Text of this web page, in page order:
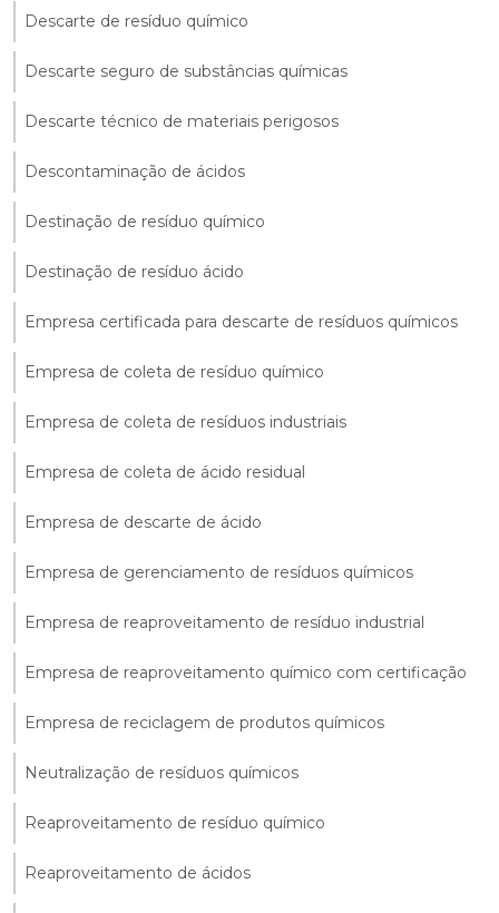
Descarte de resíduo químico
Descarte seguro de substâncias químicas
Descarte técnico de materiais perigosos
Descontaminação de ácidos
Destinação de resíduo químico
Destinação de resíduo ácido
Empresa certificada para descarte de resíduos químicos
Empresa de coleta de resíduo químico
Empresa de coleta de resíduos industriais
Empresa de coleta de ácido residual
Empresa de descarte de ácido
Empresa de gerenciamento de resíduos químicos
Empresa de reaproveitamento de resíduo industrial
Empresa de reaproveitamento químico com certificação
Empresa de reciclagem de produtos químicos
Neutralização de resíduos químicos
Reaproveitamento de resíduo químico
Reaproveitamento de ácidos